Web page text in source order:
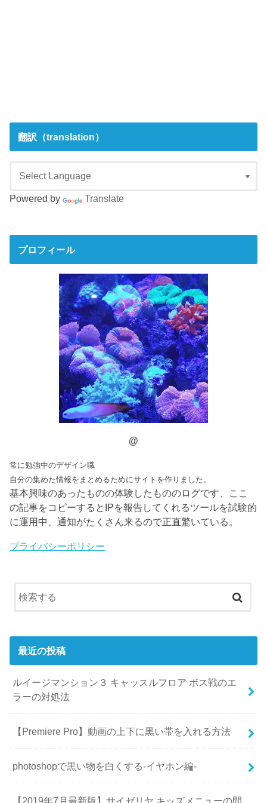
翻訳（translation）
Powered by Translate
プロフィール
@
常に勉強中のデザイン職
自分の集めた情報をまとめるためにサイトを作りました。
基本興味のあったものの体験したもののログです、ここ
の記事をコピーするとIPを報告してくれるツールを試験的
に運用中、通知がたくさん来るので正直驚いている。
プライバシーポリシー
最近の投稿
ルイージマンション３ キャッスルフロア ボス戦のエ
ラーの対処法
【Premiere Pro】動画の上下に黒い帯を入れる方法
photoshopで黒い物を白くする-イヤホン編-
【2019年7月最新版】サイゼリヤ キッズメニューの間